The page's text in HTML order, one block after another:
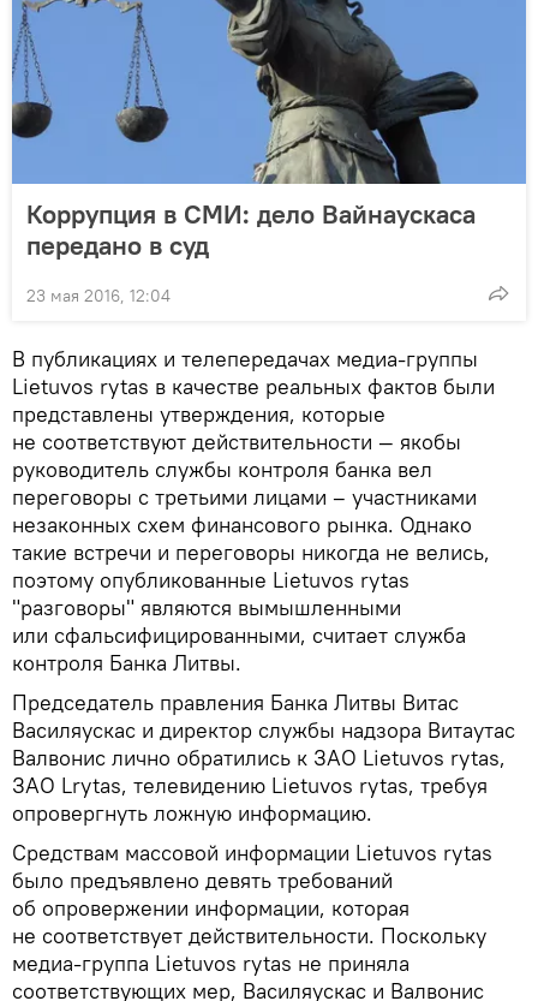
Коррупция в СМИ: дело Вайнаускаса
передано в суд
23 мая 2016, 12:04
В публикациях и телепередачах медиа-группы
Lietuvos rytas в качестве реальных фактов были
представлены утверждения, которые
не соответствуют действительности — якобы
руководитель службы контроля банка вел
переговоры с третьими лицами – участниками
незаконных схем финансового рынка. Однако
такие встречи и переговоры никогда не велись,
поэтому опубликованные Lietuvos rytas
"разговоры" являются вымышленными
или сфальсифицированными, считает служба
контроля Банка Литвы.
Председатель правления Банка Литвы Витас
Василяускас и директор службы надзора Витаутас
Валвонис лично обратились к ЗАО Lietuvos rytas,
ЗАО Lrytas, телевидению Lietuvos rytas, требуя
опровергнуть ложную информацию.
Средствам массовой информации Lietuvos rytas
было предъявлено девять требований
об опровержении информации, которая
не соответствует действительности. Поскольку
медиа-группа Lietuvos rytas не приняла
соответствующих мер, Василяускас и Валвонис